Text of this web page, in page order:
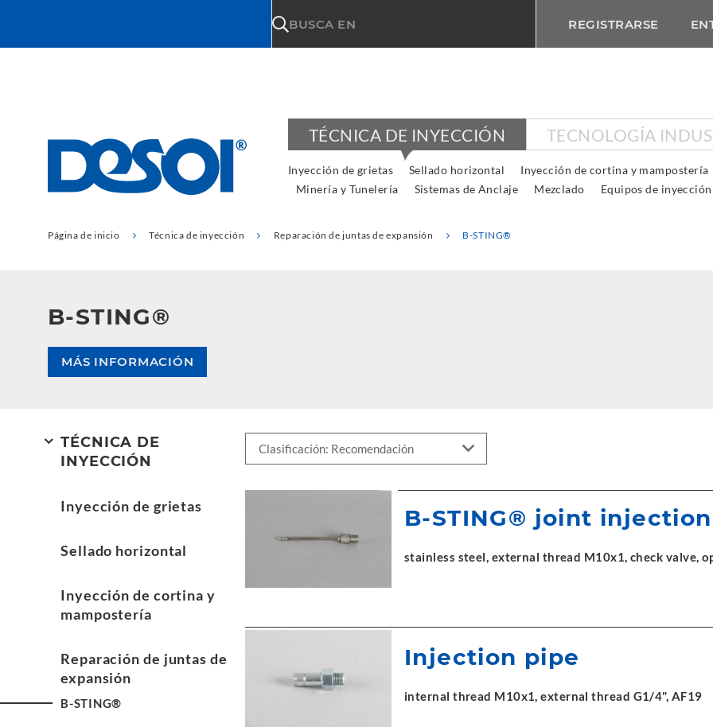
BUSCA EN REGISTRARSE
TÉCNICA DE INYECCIÓN TECNOLOGÍA
Inyección de grietas Sellado horizontal
Inyección de cortina y mampostería
Minería y Tunelería
Sistemas de Anclaje Mezclado Equipos de
Página de inicio Técnica de inyección Reparación de juntas de expansión B-STING®
B-STING®
MÁS INFORMACIÓN
TÉCNICA DE
INYECCIÓN
Inyección de grietas
Sellado horizontal
Inyección de cortina y
mampostería
Reparación de juntas de
expansión
B-STING®
B-STING® joint
stainless steel, external thread M10x1, check valve,
Injection pipe
internal thread M10x1, external thread G1/4", AF19